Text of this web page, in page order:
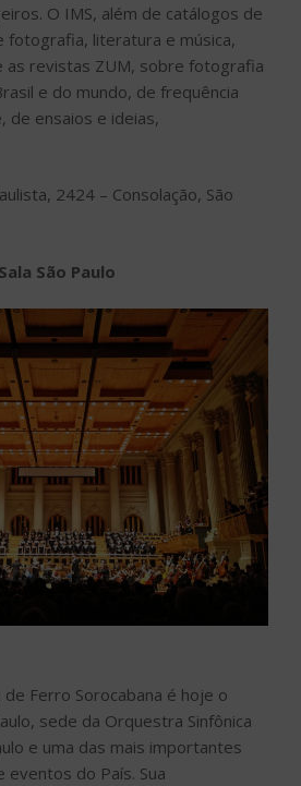
O IMS, além de catálogos de
fotografia, literatura e música,
as revistas ZUM, sobre fotografia
e do mundo, de frequência
ensaios e ideias,
2424 – Consolação, São
Sala São Paulo
Ferro Sorocabana é hoje o
sede da Orquestra Sinfônica
e uma das mais importantes
eventos do País. Sua